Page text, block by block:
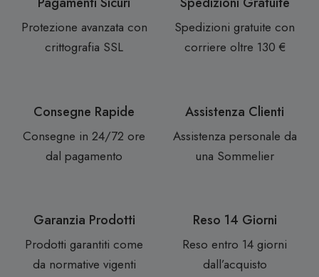
Protezione avanzata con
crittografia SSL
Spedizioni gratuite con
corriere oltre 130 €
Consegne Rapide
Consegne in 24/72 ore
dal pagamento
Assistenza Clienti
Assistenza personale da
una Sommelier
Garanzia Prodotti
Prodotti garantiti come
da normative vigenti
Reso 14 Giorni
Reso entro 14 giorni
dall’acquisto